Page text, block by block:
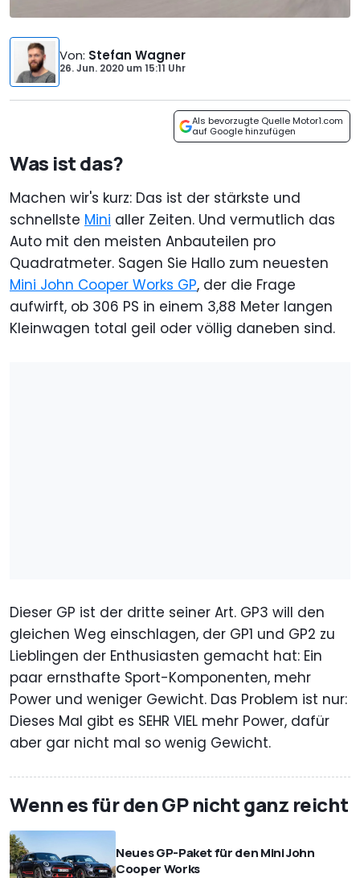
Von: Stefan Wagner
26. Jun. 2020 um15:11 Uhr
Als bevorzugte Quelle Motor1.com
auf Google hinzufügen
Was ist das?
Machen wir's kurz: Das ist der stärkste und
schnellste Mini aller Zeiten. Und vermutlich das
Auto mit den meisten Anbauteilen pro
Quadratmeter. Sagen Sie Hallo zum neuesten
Mini John Cooper Works GP, der die Frage
aufwirft, ob 306 PS in einem 3,88 Meter langen
Kleinwagen total geil oder völlig daneben sind.
Dieser GP ist der dritte seiner Art. GP3 will den
gleichen Weg einschlagen, der GP1 und GP2 zu
Lieblingen der Enthusiasten gemacht hat: Ein
paar ernsthafte Sport-Komponenten, mehr
Power und weniger Gewicht. Das Problem ist nur:
Dieses Mal gibt es SEHR VIEL mehr Power, dafür
aber gar nicht mal so wenig Gewicht.
Wenn es für den GP nicht ganz reicht
Neues GP-Paket für den Mini John
Cooper Works